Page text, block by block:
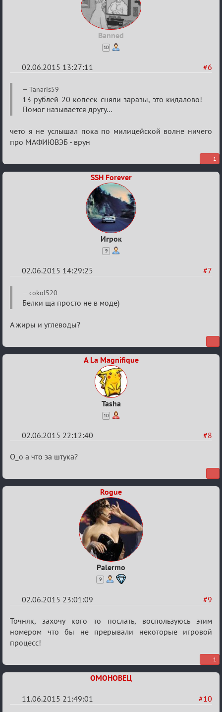
Banned
10
#6
02.06.2015 13:27:11
Re:
Варягам
посвящается
Tanaris59
13 рублей 20 копеек сняли заразы, это кидалово!
Помог называется другу...
чето я не услышал пока по милицейской волне ничего
про МАФИЮВЭБ - врун
1
SSH Forever
Игрок
9
#7
02.06.2015 14:29:25
Re:
Варягам
cokol520
Белки ща просто не в моде)
А жиры и углеводы?
A La Magnifique
Tasha
10
#8
02.06.2015 22:12:40
Re:
посвящается
О_о а что за штука?
Rogue
Palermo
9
#9
02.06.2015 23:01:09
Re:
Варягам
посвящается
Точняк, захочу кого то послать, воспользуюсь этим
номером что бы не прерывали некоторые игровой
процесс!
1
ОМОНОВЕЦ
#10
11.06.2015 21:49:01